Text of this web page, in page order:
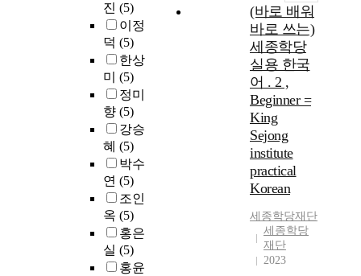
진 (5)
이정
덕 (5)
한상
미 (5)
정미
향 (5)
강승
혜 (5)
박수
연 (5)
조인
옥 (5)
홍은
실 (5)
홍윤
(바로 배워
바로 쓰는)
세종학당
실용 한국
어 . 2 ,
Beginner =
King
Sejong
institute
practical
Korean
세종학당재단
세종학당
재단
2023